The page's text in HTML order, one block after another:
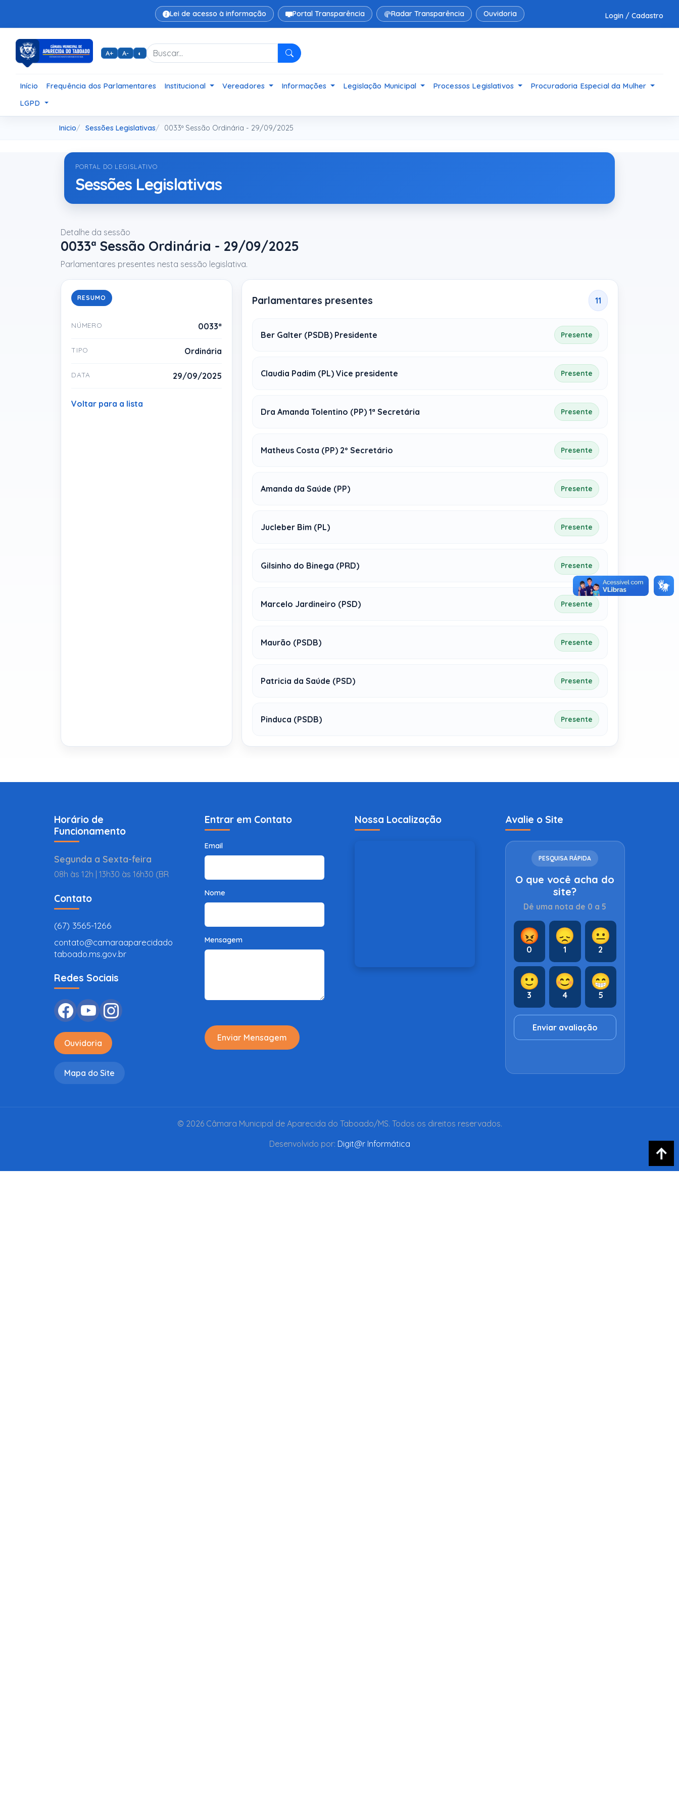
Lei de acesso à informação Portal Transparência Radar Transparência Ouvidoria Login / Cadastro
A+ A- ◐
Pesquisar
Início Frequência dos Parlamentares Institucional Vereadores Informações Legislação Municipal Processos Legislativos
Procuradoria Especial da Mulher
LGPD
Inicio Sessões Legislativas 0033ª Sessão Ordinária - 29/09/2025
PORTAL DO LEGISLATIVO
Sessões Legislativas
Detalhe da sessão
0033ª Sessão Ordinária - 29/09/2025
Parlamentares presentes nesta sessão legislativa.
RESUMO
NÚMERO 0033ª
TIPO Ordinária
DATA 29/09/2025
Voltar para a lista
Parlamentares presentes 11
Ber Galter (PSDB) Presidente Presente
Claudia Padim (PL) Vice presidente Presente
Dra Amanda Tolentino (PP) 1ª Secretária Presente
Matheus Costa (PP) 2º Secretário Presente
Amanda da Saúde (PP) Presente
Jucleber Bim (PL) Presente
Gilsinho do Binega (PRD) Presente
Marcelo Jardineiro (PSD) Presente
Maurão (PSDB) Presente
Patricia da Saúde (PSD) Presente
Pinduca (PSDB) Presente
Horário de
Funcionamento
Segunda a Sexta-feira
08h às 12h | 13h30 às 16h30 (BR
Contato
(67) 3565-1266
contato@camaraaparecidado
taboado.ms.gov.br
Redes Sociais
Ouvidoria
Mapa do Site
Entrar em Contato
Email
Nome
Mensagem
Enviar Mensagem
Nossa Localização Avalie o Site
PESQUISA RÁPIDA
O que você acha do
site?
Dê uma nota de 0 a 5
😡
0
😞
1
😐
2
🙂
3
😊
4
😁
5
Enviar avaliação
© 2026 Câmara Municipal de Aparecida do Taboado/MS. Todos os direitos reservados.
Desenvolvido por: Digit@r Informática